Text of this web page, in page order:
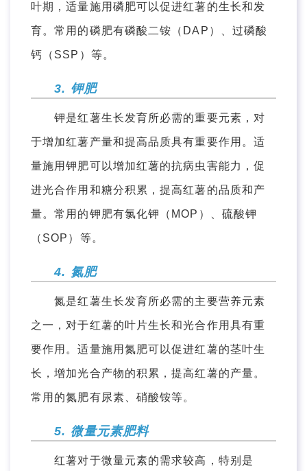
叶期，适量施用磷肥可以促进红薯的生长和发
育。常用的磷肥有磷酸二铵（DAP）、过磷酸
钙（SSP）等。
3. 钾肥
钾是红薯生长发育所必需的重要元素，对
于增加红薯产量和提高品质具有重要作用。适
量施用钾肥可以增加红薯的抗病虫害能力，促
进光合作用和糖分积累，提高红薯的品质和产
量。常用的钾肥有氯化钾（MOP）、硫酸钾
（SOP）等。
4. 氮肥
氮是红薯生长发育所必需的主要营养元素
之一，对于红薯的叶片生长和光合作用具有重
要作用。适量施用氮肥可以促进红薯的茎叶生
长，增加光合产物的积累，提高红薯的产量。
常用的氮肥有尿素、硝酸铵等。
5. 微量元素肥料
红薯对于微量元素的需求较高，特别是